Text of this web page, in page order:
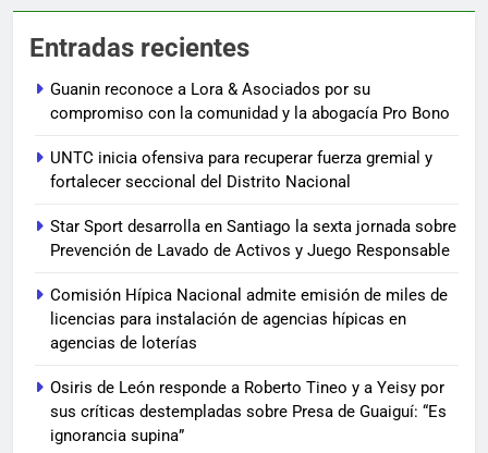
Entradas recientes
Guanin reconoce a Lora & Asociados por su
compromiso con la comunidad y la abogacía Pro Bono
UNTC inicia ofensiva para recuperar fuerza gremial y
fortalecer seccional del Distrito Nacional
Star Sport desarrolla en Santiago la sexta jornada sobre
Prevención de Lavado de Activos y Juego Responsable
Comisión Hípica Nacional admite emisión de miles de
licencias para instalación de agencias hípicas en
agencias de loterías
Osiris de León responde a Roberto Tineo y a Yeisy por
sus críticas destempladas sobre Presa de Guaiguí: “Es
ignorancia supina”